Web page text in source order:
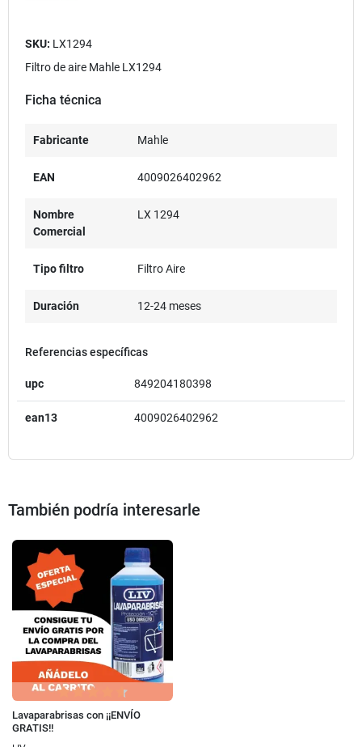
SKU: LX1294
Filtro de aire Mahle LX1294
Ficha técnica
Fabricante Mahle
EAN 4009026402962
Nombre
Comercial
LX 1294
Tipo filtro Filtro Aire
Duración 12-24 meses
Referencias específicas
upc 849204180398
ean13 4009026402962
También podría interesarle
Lavaparabrisas con ¡¡ENVÍO
GRATIS!!